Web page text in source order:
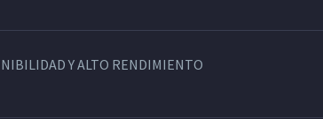
Y ALTO RENDIMIENTO